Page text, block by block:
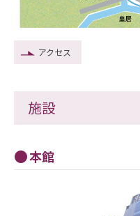
アクセス
施設
本館